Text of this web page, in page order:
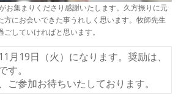
お集まりくださり感謝いたします。久方振りに元
方にお会いできた事うれしく思います。牧師先生
していければと思います。
月19日（火）になります。奨励は、
。
ご参加お待ちいたしております。